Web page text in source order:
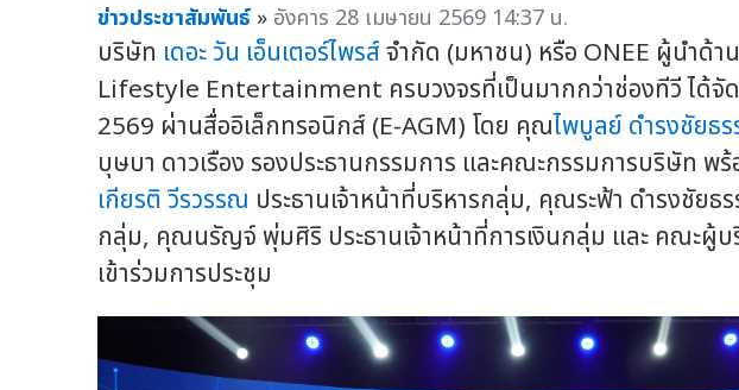
ข่าวประชาสัมพันธ์ » อังคาร 28 เมษายน 2569 14:37 น.
บริษัท เดอะ วัน เอ็นเตอร์ไพรส์จำกัด (มหาชน) หรือ ONEE ผู้นำด้
Lifestyle Entertainment ครบวงจรที่เป็นมากกว่าช่องทีวี ได้จัด
2569 ผ่านสื่ออิเล็กทรอนิกส์ (E-AGM) โดย คุณไพบูลย์ ดำรงชัยธร
บุษบา ดาวเรือง รองประธานกรรมการ และคณะกรรมการบริษัท
เกียรติ วีรวรรณ ประธานเจ้าหน้าที่บริหารกลุ่ม, คุณระฟ้า ดำรงชัยธ
กลุ่ม, คุณนรัญจ์ พุ่มศิริ ประธานเจ้าหน้าที่การเงินกลุ่ม และ คณะผู้
เข้าร่วมการประชุม